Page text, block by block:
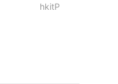
hkitP